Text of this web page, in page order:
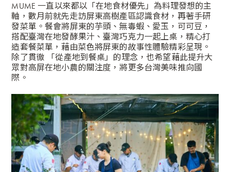
MUME 一直以來都以「在地食材優先」為料理發想的主
軸，數月前就先走訪屏東高樹產區認識食材，再著手研
發菜單。餐會將屏東的芋頭、無毒蝦、愛玉，可可豆，
搭配臺灣在地發酵果汁、臺灣巧克力一起上桌，精心打
造套餐菜單，藉由菜色將屏東的故事性體驗精彩呈現。
除了貫徹 「從產地到餐桌」的理念，也希望藉此提升大
眾對高屏在地小農的關注度，將更多台灣美味推向國
際。